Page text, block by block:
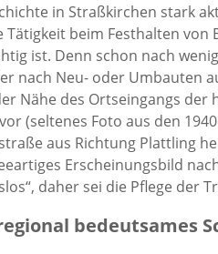
in Straßkirchen stark
beim Festhalten von
ist. Denn schon nach
nach Neu- oder Umbauten
Nähe des Ortseingangs der
(seltenes Foto aus den
aus Richtung Plattling
Erscheinungsbild
daher sei die Pflege der
bedeutsames